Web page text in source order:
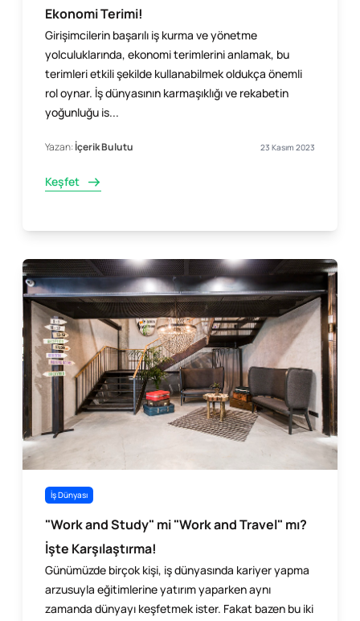
Ekonomi Terimi!
Girişimcilerin başarılı iş kurma ve yönetme
yolculuklarında, ekonomi terimlerini anlamak, bu
terimleri etkili şekilde kullanabilmek oldukça önemli
rol oynar. İş dünyasının karmaşıklığı ve rekabetin
yoğunluğu is...
Yazan:İçerik Bulutu 23 Kasım 2023
Keşfet
İş Dünyası
"Work and Study" mi "Work and Travel" mı?
İşte Karşılaştırma!
Günümüzde birçok kişi, iş dünyasında kariyer yapma
arzusuyla eğitimlerine yatırım yaparken aynı
zamanda dünyayı keşfetmek ister. Fakat bazen bu iki